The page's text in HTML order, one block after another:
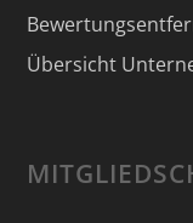
Übersicht